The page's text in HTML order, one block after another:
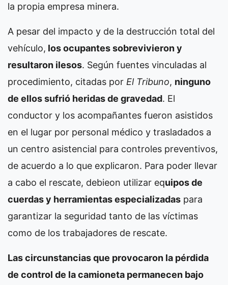
la propia empresa minera.
A pesar del impacto y de la destrucción total del
vehículo, los ocupantes sobrevivieron y
resultaron ilesos. Según fuentes vinculadas al
procedimiento, citadas por El Tribuno, ninguno
de ellos sufrió heridas de gravedad. El
conductor y los acompañantes fueron asistidos
en el lugar por personal médico y trasladados a
un centro asistencial para controles preventivos,
de acuerdo a lo que explicaron. Para poder llevar
a cabo el rescate, debieon utilizar equipos de
cuerdas y herramientas especializadas para
garantizar la seguridad tanto de las víctimas
como de los trabajadores de rescate.
Las circunstancias que provocaron la pérdida
de control de la camioneta permanecen bajo